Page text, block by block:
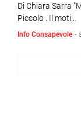
Di Chiara Sarra
Piccolo . Il moti…
Info Consapevole -